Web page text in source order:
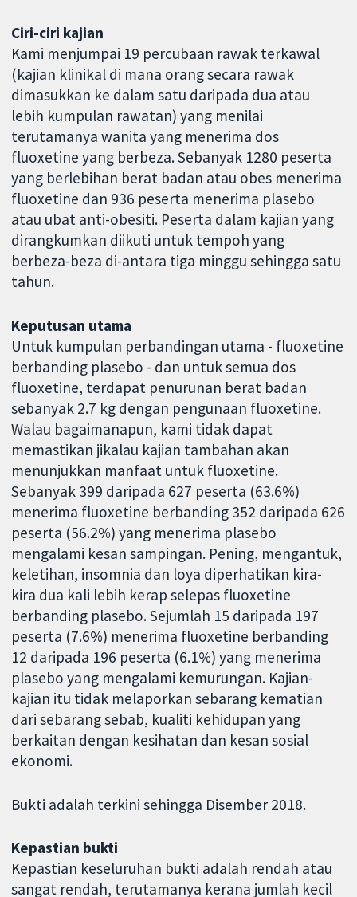
Ciri-ciri kajian
Kami menjumpai 19 percubaan rawak terkawal
(kajian klinikal di mana orang secara rawak
dimasukkan ke dalam satu daripada dua atau
lebih kumpulan rawatan) yang menilai
terutamanya wanita yang menerima dos
fluoxetine yang berbeza. Sebanyak 1280 peserta
yang berlebihan berat badan atau obes menerima
fluoxetine dan 936 peserta menerima plasebo
atau ubat anti-obesiti. Peserta dalam kajian yang
dirangkumkan diikuti untuk tempoh yang
berbeza-beza di-antara tiga minggu sehingga satu
tahun.
Keputusan utama
Untuk kumpulan perbandingan utama - fluoxetine
berbanding plasebo - dan untuk semua dos
fluoxetine, terdapat penurunan berat badan
sebanyak 2.7 kg dengan pengunaan fluoxetine.
Walau bagaimanapun, kami tidak dapat
memastikan jikalau kajian tambahan akan
menunjukkan manfaat untuk fluoxetine.
Sebanyak 399 daripada 627 peserta (63.6%)
menerima fluoxetine berbanding 352 daripada 626
peserta (56.2%) yang menerima plasebo
mengalami kesan sampingan. Pening, mengantuk,
keletihan, insomnia dan loya diperhatikan kira-
kira dua kali lebih kerap selepas fluoxetine
berbanding plasebo. Sejumlah 15 daripada 197
peserta (7.6%) menerima fluoxetine berbanding
12 daripada 196 peserta (6.1%) yang menerima
plasebo yang mengalami kemurungan. Kajian-
kajian itu tidak melaporkan sebarang kematian
dari sebarang sebab, kualiti kehidupan yang
berkaitan dengan kesihatan dan kesan sosial
ekonomi.
Bukti adalah terkini sehingga Disember 2018.
Kepastian bukti
Kepastian keseluruhan bukti adalah rendah atau
sangat rendah, terutamanya kerana jumlah kecil